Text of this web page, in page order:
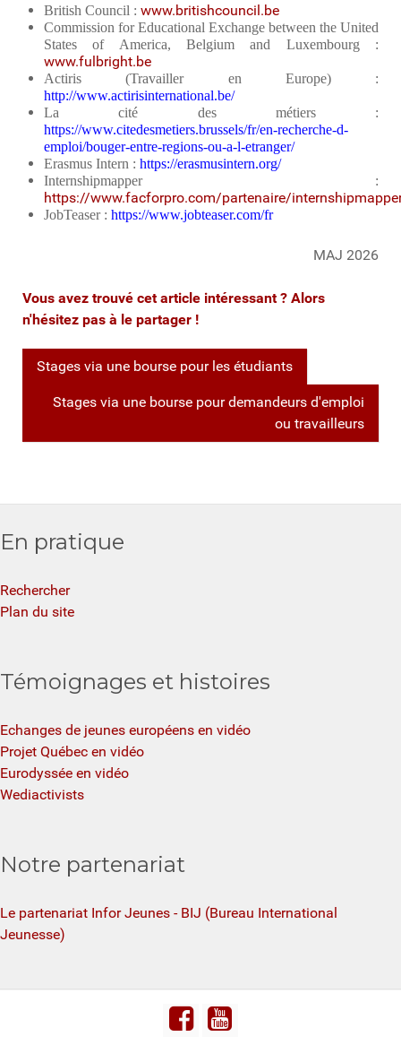
British Council : www.britishcouncil.be
Commission for Educational Exchange between the United
States of America, Belgium and Luxembourg :
www.fulbright.be
Actiris (Travailler en Europe) :
http://www.actirisinternational.be/
La cité des métiers :
https://www.citedesmetiers.brussels/fr/en-recherche-d-
emploi/bouger-entre-regions-ou-a-l-etranger/
Erasmus Intern : https://erasmusintern.org/
Internshipmapper :
https://www.facforpro.com/partenaire/
JobTeaser : https://www.jobteaser.com/fr
MAJ 2026
Vous avez trouvé cet article intéressant ? Alors
n'hésitez pas à le partager !
Stages via une bourse pour les étudiants
Stages via une bourse pour demandeurs d'emploi
ou travailleurs
En pratique
Rechercher
Plan du site
Témoignages et histoires
Echanges de jeunes européens en vidéo
Projet Québec en vidéo
Eurodyssée en vidéo
Wediactivists
Notre partenariat
Le partenariat Infor Jeunes - BIJ (Bureau International
Jeunesse)